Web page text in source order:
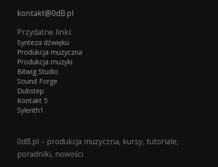
kontakt@0dB.pl
Przydatne linki:
Synteza dźwięku
Produkcja muzyczna
Produkcja muzyki
Bitwig Studio
Sound Forge
Dubstep
Kontakt 5
Sylenth1
0dB.pl – produkcja muzyczna, kursy, tutoriale,
poradniki, nowości